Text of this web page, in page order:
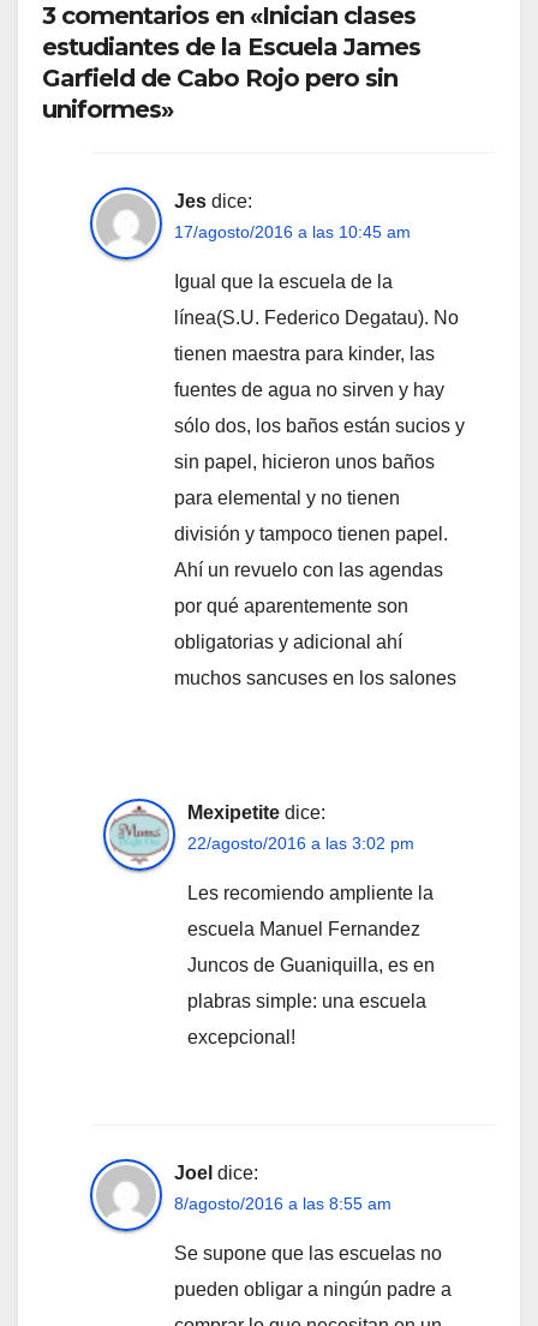
3 comentarios en «Inician clases
estudiantes de la Escuela James
Garfield de Cabo Rojo pero sin
uniformes»
Jes dice:
17/agosto/2016 a las 10:45 am
Igual que la escuela de la
línea(S.U. Federico Degatau). No
tienen maestra para kinder, las
fuentes de agua no sirven y hay
sólo dos, los baños están sucios y
sin papel, hicieron unos baños
para elemental y no tienen
división y tampoco tienen papel.
Ahí un revuelo con las agendas
por qué aparentemente son
obligatorias y adicional ahí
muchos sancuses en los salones
Mexipetite dice:
22/agosto/2016 a las 3:02 pm
Les recomiendo ampliente la
escuela Manuel Fernandez
Juncos de Guaniquilla, es en
plabras simple: una escuela
excepcional!
Joel dice:
8/agosto/2016 a las 8:55 am
Se supone que las escuelas no
pueden obligar a ningún padre a